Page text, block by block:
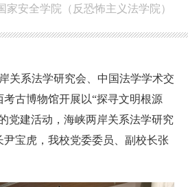
家安全学院（反恐怖主义法学院）
关系法学研究会、中国法学学术交
古博物馆开展以“探寻文明根源
党建活动，海峡两岸关系法学研究
宝虎，我校党委委员、副校长张